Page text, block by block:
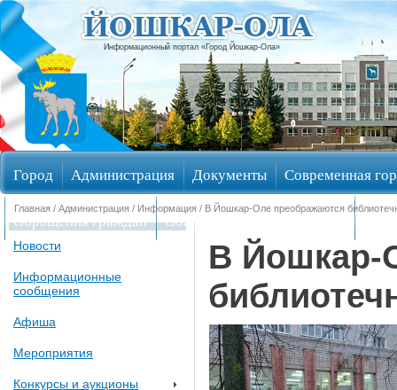
Информационный портал «Город Йошкар-Ола»
Город Администрация Документы Современная
Обращения граждан Общественные обсуждения
Главная / Администрация / Информация / В Йошкар-Оле преображаются
Новости
Информационные
сообщения
Афиша
Мероприятия
Конкурсы и аукционы
В Йошкар-